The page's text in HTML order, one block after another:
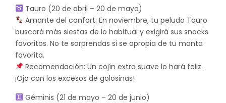
Tauro (20 de abril – 20 de mayo)
Amante del confort: En noviembre, tu peludo Tauro
buscará más siestas de lo habitual y exigirá sus snacks
favoritos. No te sorprendas si se apropia de tu manta
favorita.
Recomendación: Un cojín extra suave lo hará feliz.
¡Ojo con los excesos de golosinas!
Géminis (21 de mayo – 20 de junio)